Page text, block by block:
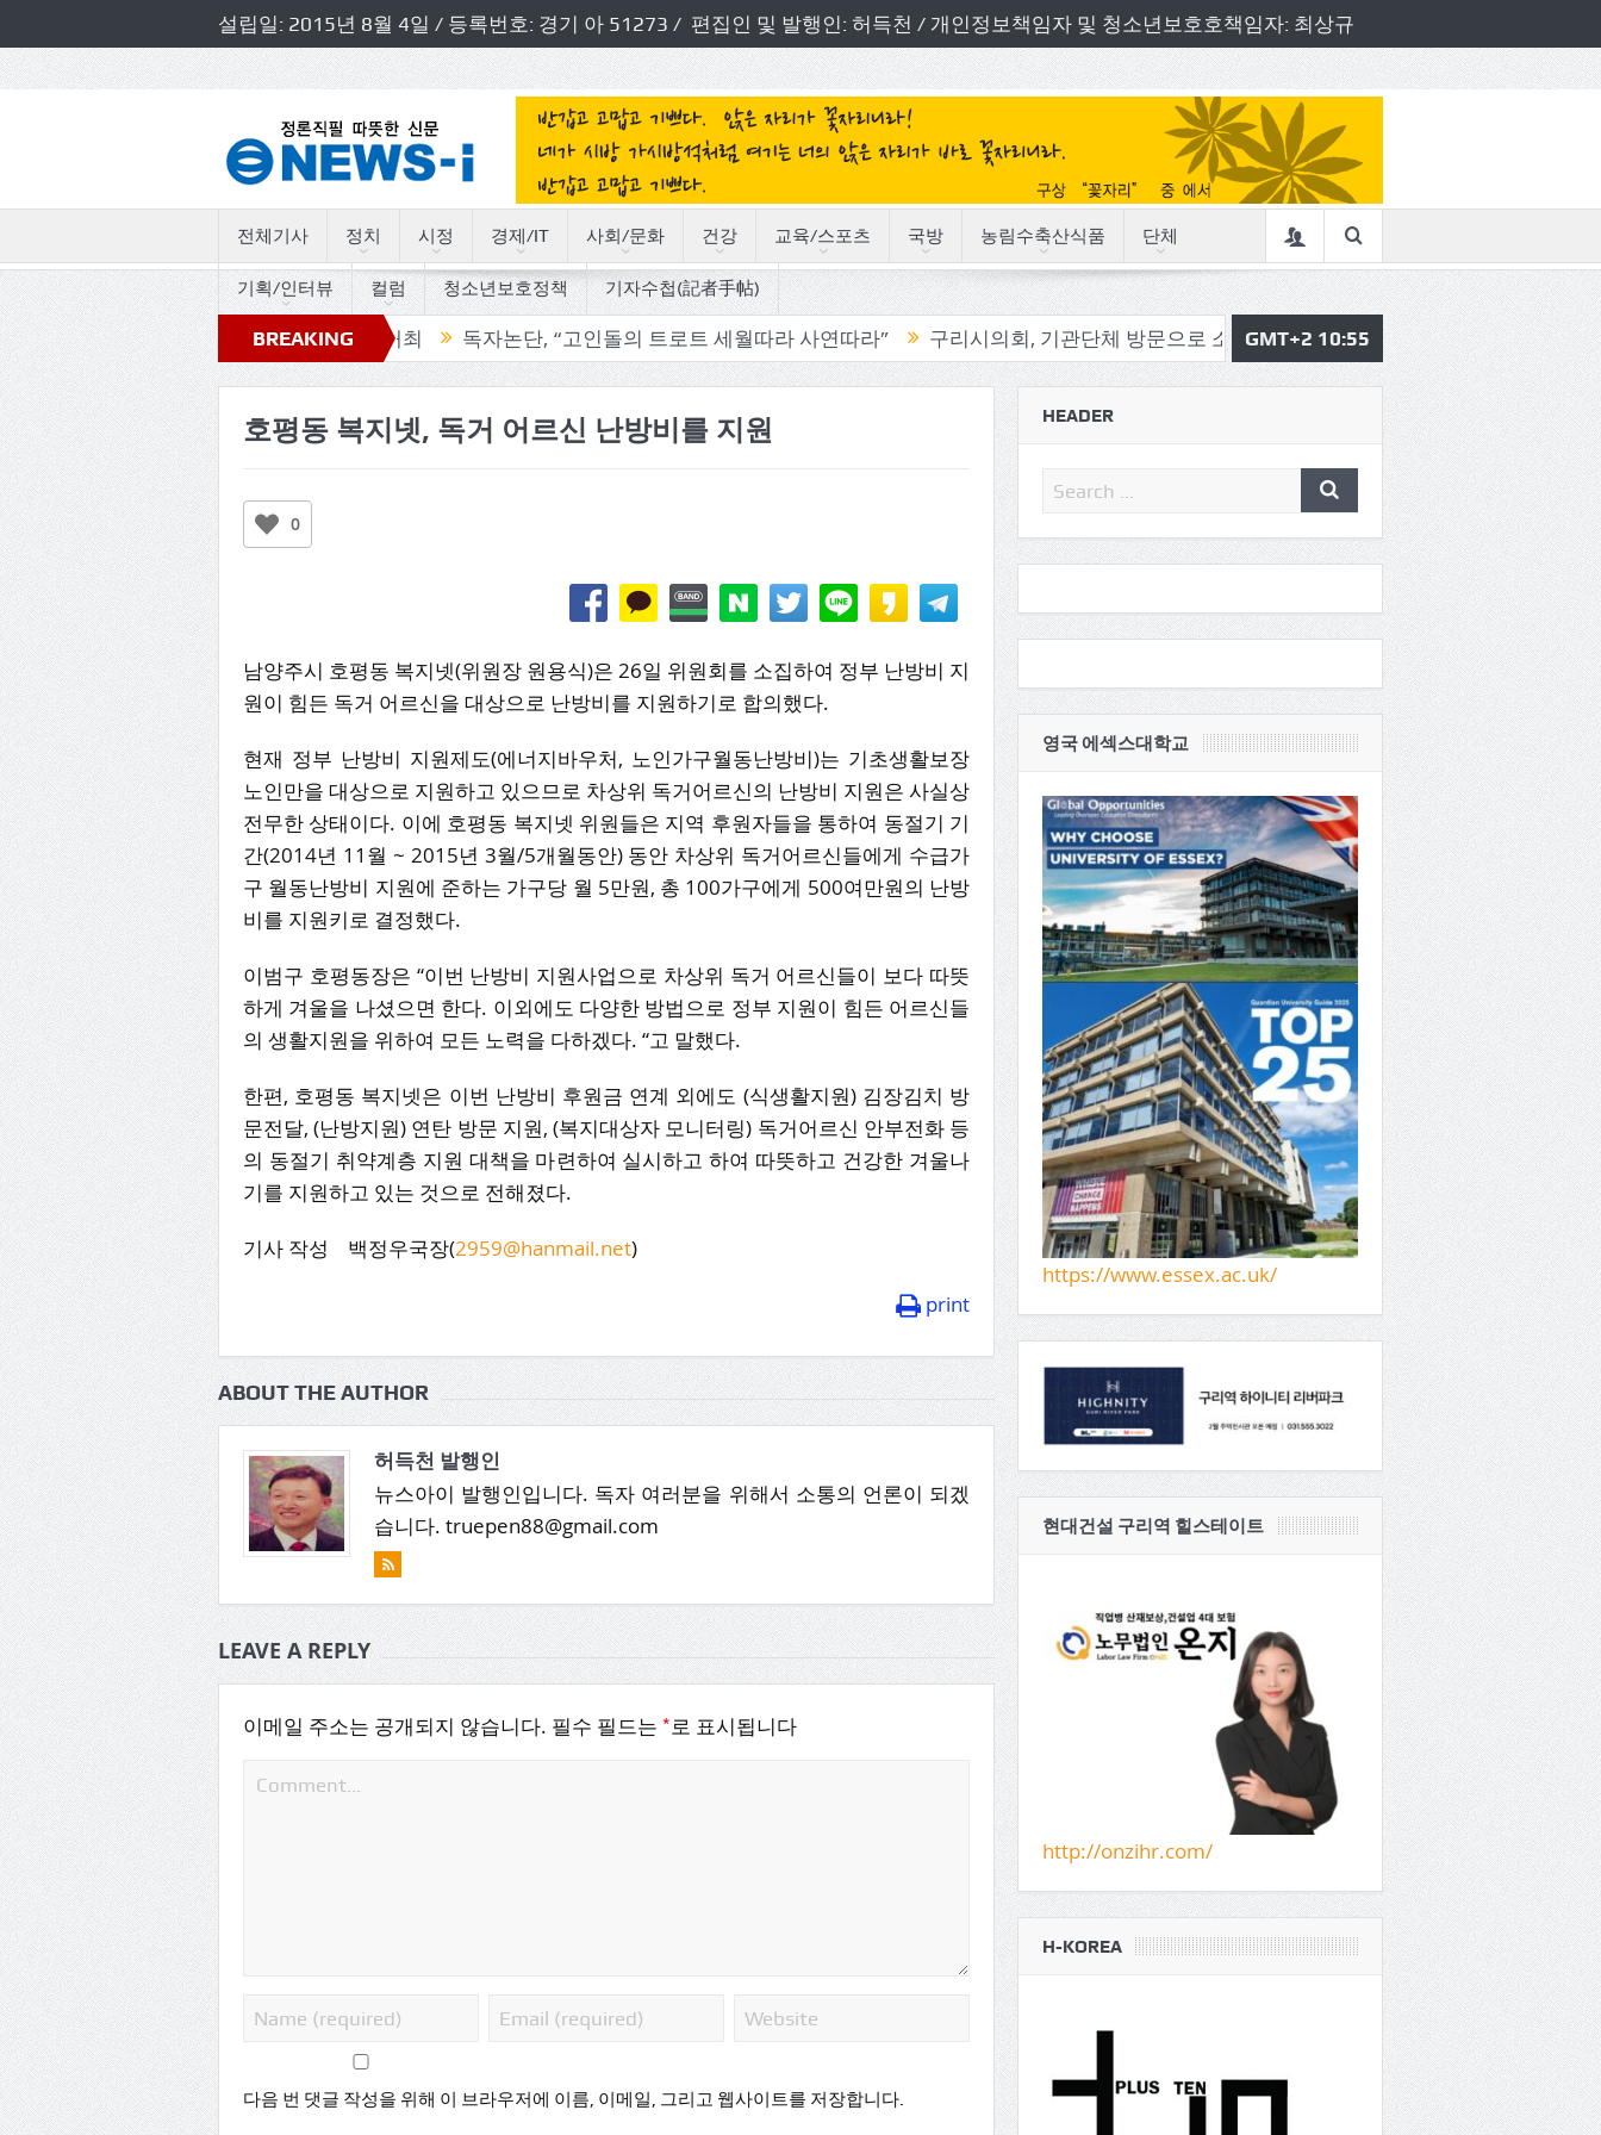
설립일: 2015년 8월 4일 / 등록번호: 경기 아 51273 / 편집인 및 발행인: 허득천 / 개인정보책임자 및 청소년보호호책임자: 최상규
전체기사 정치 시정 경제/IT 사회/문화 건강 교육/스포츠 국방 농림수축산식품 단체
기획/인터뷰 컬럼 청소년보호정책 기자수첩(記者手帖)
BREAKING
NEWS
도의원 초청 소방정책간담회 개최 독자논단, “고인돌의 트로트 세월따라 사연따라” 구리시의회, 기관단체 방문으로 소통의정 시작 삼육중 4-H 환경동아리, 구리시청서
GMT+2 10:55
호평동 복지넷, 독거 어르신 난방비를 지원
0
남양주시 호평동 복지넷(위원장 원용식)은 26일 위원회를 소집하여 정부 난방비 지
원이 힘든 독거 어르신을 대상으로 난방비를 지원하기로 합의했다.
현재 정부 난방비 지원제도(에너지바우처, 노인가구월동난방비)는 기초생활보장
노인만을 대상으로 지원하고 있으므로 차상위 독거어르신의 난방비 지원은 사실상
전무한 상태이다. 이에 호평동 복지넷 위원들은 지역 후원자들을 통하여 동절기 기
간(2014년 11월 ~ 2015년 3월/5개월동안) 동안 차상위 독거어르신들에게 수급가
구 월동난방비 지원에 준하는 가구당 월 5만원, 총 100가구에게 500여만원의 난방
비를 지원키로 결정했다.
이범구 호평동장은 “이번 난방비 지원사업으로 차상위 독거 어르신들이 보다 따뜻
하게 겨울을 나셨으면 한다. 이외에도 다양한 방법으로 정부 지원이 힘든 어르신들
의 생활지원을 위하여 모든 노력을 다하겠다. “고 말했다.
한편, 호평동 복지넷은 이번 난방비 후원금 연계 외에도 (식생활지원) 김장김치 방
문전달, (난방지원) 연탄 방문 지원, (복지대상자 모니터링) 독거어르신 안부전화 등
의 동절기 취약계층 지원 대책을 마련하여 실시하고 하여 따뜻하고 건강한 겨울나
기를 지원하고 있는 것으로 전해졌다.
기사 작성 백정우국장(2959@hanmail.net)
print
ABOUT THE AUTHOR
허득천 발행인
뉴스아이 발행인입니다. 독자 여러분을 위해서 소통의 언론이 되겠
습니다. truepen88@gmail.com
LEAVE A REPLY
이메일 주소는 공개되지 않습니다. 필수 필드는 *로 표시됩니다
다음 번 댓글 작성을 위해 이 브라우저에 이름, 이메일, 그리고 웹사이트를 저장합니다.
HEADER
영국 에섹스대학교
https://www.essex.ac.uk/
현대건설 구리역 힐스테이트
http://onzihr.com/
H-KOREA